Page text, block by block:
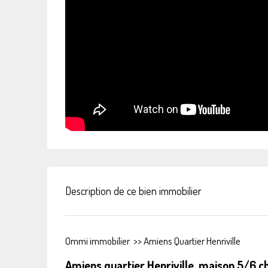
Description de ce bien immobilier
Ommi immobilier>>Amiens Quartier Henriville